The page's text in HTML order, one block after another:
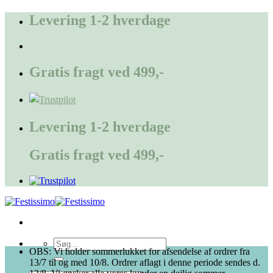
FortsætLevering 1-2 hverdage
Gratis fragt ved 499,-
Levering 1-2 hverdage
Gratis fragt ved 499,-
Søg
efter:
OBS: Vi holder sommerlukket for afsendelse af ordrer fra
13/7 til og med 10/8. Ordrer aflagt i denne periode sendes d.